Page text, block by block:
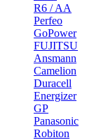
R6 / AA
Perfeo
GoPower
FUJITSU
Ansmann
Camelion
Duracell
Energizer
GP
Panasonic
Robiton